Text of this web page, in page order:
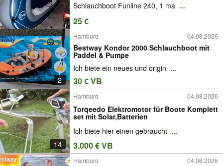
Schlauchboot Funline 240, 1 ma ...
25 €
2
Hamburg 04.08.2026
Bestway Kondor 2000 Schlauchboot mit
Paddel & Pumpe
Ich biete ein neues und origin ...
30 € VB
14
Hamburg 04.08.2026
Torqeedo Elektromotor für Boote Komplett
set mit Solar,Batterien
Ich biete hier einen gebraucht ...
3.000 € VB
Hamburg 04.08.2026